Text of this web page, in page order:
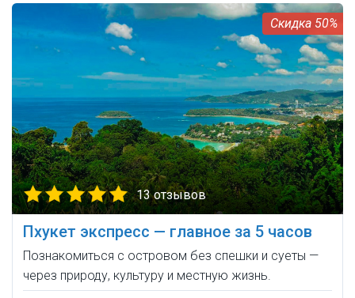
50%
13 отзывов
Пхукет экспресс — главное за 5 часов
Познакомиться с островом без спешки и суеты —
через природу, культуру и местную жизнь.